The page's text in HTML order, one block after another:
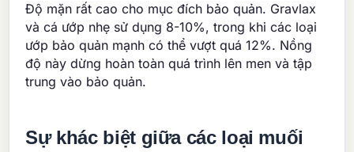
Độ mặn rất cao cho mục đích bảo quản. Gravlax
và cá ướp nhẹ sử dụng 8-10%, trong khi các loại
ướp bảo quản mạnh có thể vượt quá 12%. Nồng
độ này dừng hoàn toàn quá trình lên men và tập
trung vào bảo quản.
Sự khác biệt giữa các loại muối